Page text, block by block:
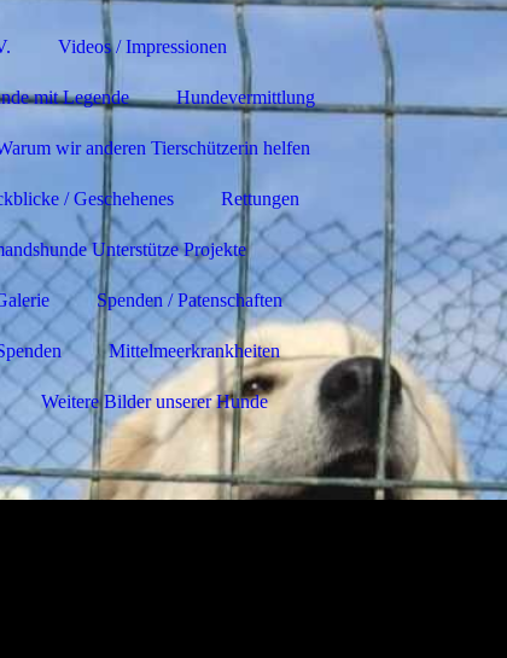
Videos / Impressionen
mit Legende Hundevermittlung
wir anderen Tierschützerin helfen
/ Geschehenes Rettungen
Unterstütze Projekte
Spenden / Patenschaften
Mittelmeerkrankheiten
Weitere Bilder unserer Hunde